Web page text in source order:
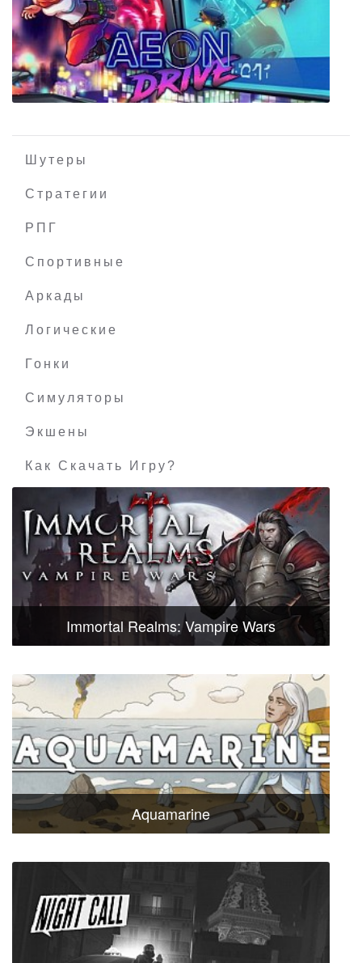
Autopsy Simulator
Шутеры
Стратегии
РПГ
Спортивные
Аркады
Логические
Гонки
Симуляторы
Экшены
Как Скачать Игру?
Immortal Realms: Vampire Wars
Aquamarine